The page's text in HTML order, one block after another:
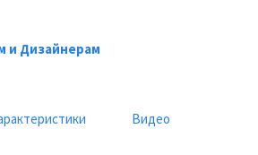
и Дизайнерам
Видео